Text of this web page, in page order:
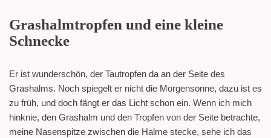
Grashalmtropfen und eine kleine
Schnecke
Er ist wunderschön, der Tautropfen da an der Seite des
Grashalms. Noch spiegelt er nicht die Morgensonne, dazu ist es
zu früh, und doch fängt er das Licht schon ein. Wenn ich mich
hinknie, den Grashalm und den Tropfen von der Seite betrachte,
meine Nasenspitze zwischen die Halme stecke, sehe ich das